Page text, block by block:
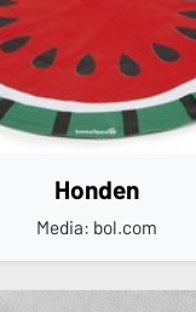
Honden
Media: bol.com